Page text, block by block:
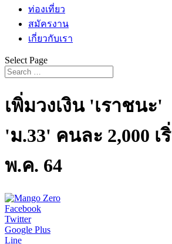
ท่องเที่ยว
สมัครงาน
เกี่ยวกับเรา
Select Page
เพิ่มวงเงิน 'เราชนะ'
'ม.33' คนละ 2,000 เ
พ.ค. 64
Facebook
Twitter
Google Plus
Line